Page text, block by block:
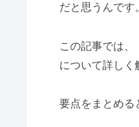
だと思うんです。
この記事では
について詳しく
要点をまとめる